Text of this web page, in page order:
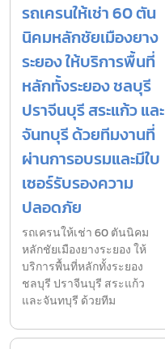
รถเครนให้เช่า 60 ตัน
นิคมหลักชัยเมืองยาง
ระยอง ให้บริการพื้นที่
หลักทั้งระยอง ชลบุรี
ปราจีนบุรี สระแก้ว และ
จันทบุรี ด้วยทีมงานที่
ผ่านการอบรมและมีใบ
เซอร์รับรองความ
ปลอดภัย
รถเครนให้เช่า 60 ตันนิคม
หลักชัยเมืองยางระยอง ให้
บริการพื้นที่หลักทั้งระยอง
ชลบุรี ปราจีนบุรี สระแก้ว
และจันทบุรี ด้วยทีม